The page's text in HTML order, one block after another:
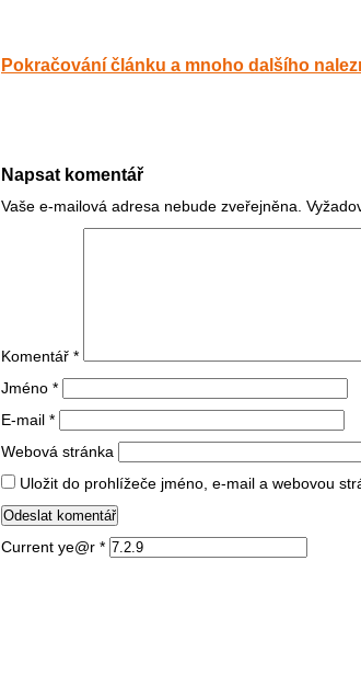
Pokračování článku a mnoho dalšího
Napsat komentář
Vaše e-mailová adresa nebude zveřejněna.
Komentář *
Jméno *
E-mail *
Webová stránka
Uložit do prohlížeče jméno, e-mail a webovou
Current ye@r *